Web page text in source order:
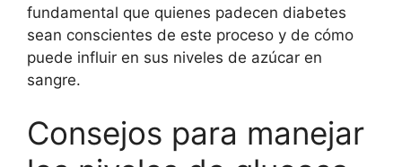
fundamental que quienes padecen diabetes
sean conscientes de este proceso y de cómo
puede influir en sus niveles de azúcar en
sangre.
Consejos para manejar